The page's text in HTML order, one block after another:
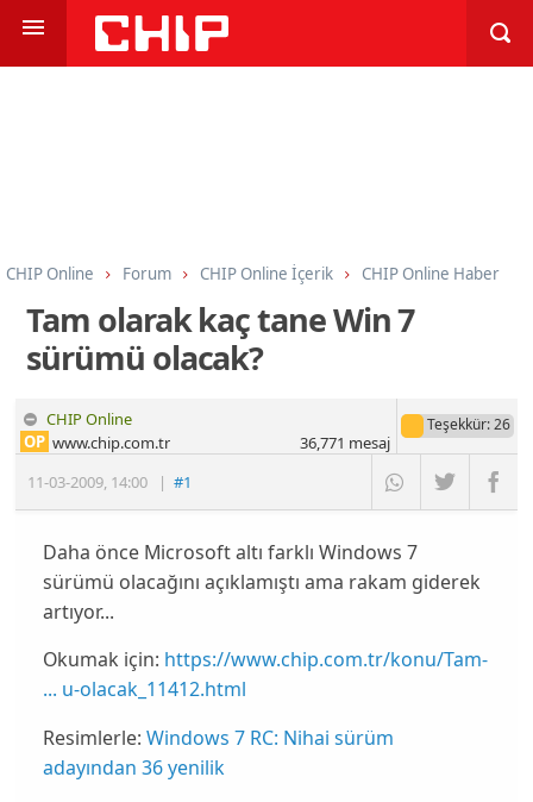
CHIP Online Forum CHIP Online İçerik CHIP Online Haber
Tam olarak kaç tane Win 7
sürümü olacak?
CHIP Online
11-03-2009, 14:00 |#1
OP www.chip.com.tr
Teşekkür: 26
36,771 mesaj
Daha önce Microsoft altı farklı Windows 7
sürümü olacağını açıklamıştı ama rakam giderek
artıyor...
Okumak için: https://www.chip.com.tr/konu/Tam-
... u-olacak_11412.html
Resimlerle: Windows 7 RC: Nihai sürüm
adayından 36 yenilik